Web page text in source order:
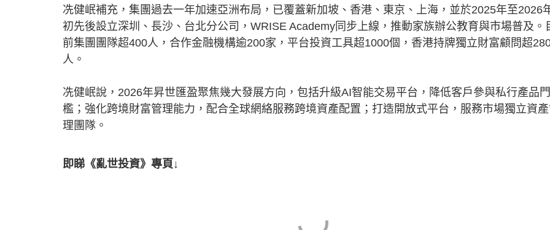
冼健岷補充，集團過去一年加速亞洲布局，已覆蓋新加坡、香港、東京、上海，並於2025年至2026
初先後設立深圳、長沙、台北分公司，WRISE Academy同步上線，推動家族辦公教育與市場普及。
前集團團隊超400人，合作金融機構逾200家，平台投資工具超1000個，香港持牌獨立財富顧問超
人。
冼健岷說，2026年昇世匯盈聚焦幾大發展方向，包括升級AI智能交易平台，降低客戶參與私行產品門
檻；強化跨境財富管理能力，配合全球網絡服務跨境資產配置；打造開放式平台，服務市場獨立資
理團隊。
即睇《亂世投資》專頁↓